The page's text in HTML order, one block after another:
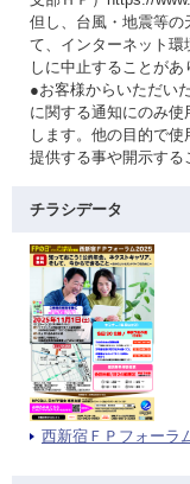
但し、台風・地震等の
て、インターネット環
しに中止することがあ
●お客様からいただい
に関する通知にのみ
します。他の目的で
提供する事や開示する
チラシデータ
西新宿ＦＰフォーラ